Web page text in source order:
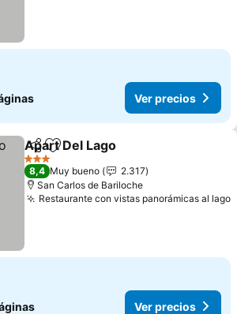
Ver precios
CompartirAgregar a favoritos
Apart Del Lago
3 Estrellas
8,4 Muy bueno
2.317
San Carlos de Bariloche
Restaurante con vistas panorámicas al lago
Ver precios